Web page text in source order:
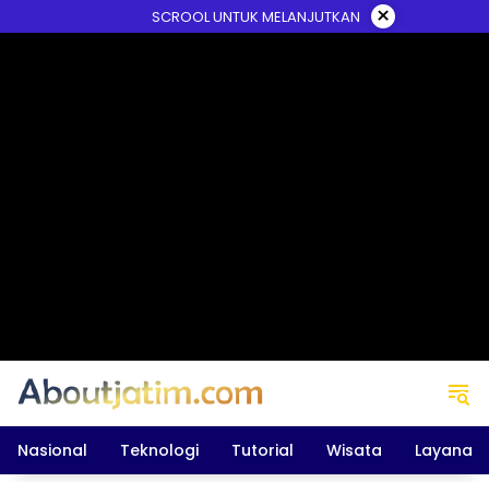
to
SCROOL UNTUK MELANJUTKAN ×
Nasional Teknologi Tutorial Wisata Layanan